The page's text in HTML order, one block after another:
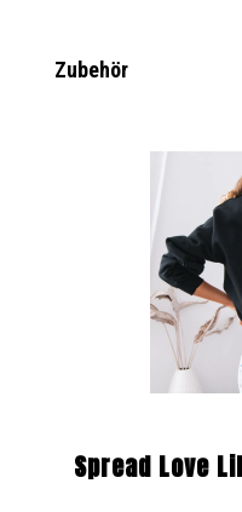
Produktgalerie
Zubehör
Spread Love